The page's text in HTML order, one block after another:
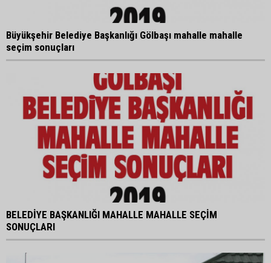
Büyükşehir Belediye Başkanlığı Gölbaşı mahalle mahalle
seçim sonuçları
BELEDİYE BAŞKANLIĞI MAHALLE MAHALLE SEÇİM
SONUÇLARI